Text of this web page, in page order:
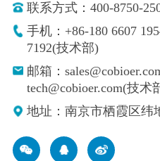
联系方式：400-8750-
手机：+86-180 6607
7192(技术部)
邮箱：
tech@cobioer.com(技术
地址：南京市栖霞区纬